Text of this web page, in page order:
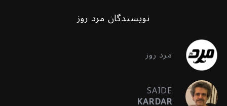
نویسندگان مرد روز
مرد روز
SAIDE
KARDAR